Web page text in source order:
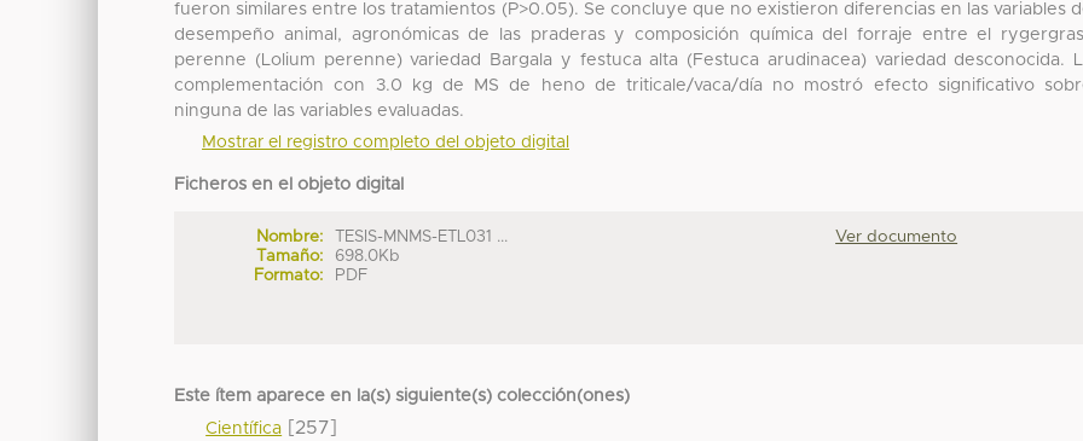
fueron similares entre los tratamientos (P>0.05). Se concluye que no existieron diferencias en las variables
desempeño animal, agronómicas de las praderas y composición química del forraje entre el
perenne (Lolium perenne) variedad Bargala y festuca alta (Festuca arudinacea) variedad desconocida.
complementación con 3.0 kg de MS de heno de triticale/vaca/día no mostró efecto significativo
ninguna de las variables evaluadas.
Mostrar el registro completo del objeto digital
Ficheros en el objeto digital
Nombre:
TESIS-MNMS-ETL031 ...
Tamaño:
698.0Kb
Formato:
PDF
Ver documento
Este ítem aparece en la(s) siguiente(s) colección(ones)
Científica [257]